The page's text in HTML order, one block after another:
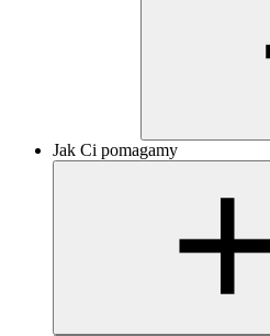
Jak Ci pomagamy